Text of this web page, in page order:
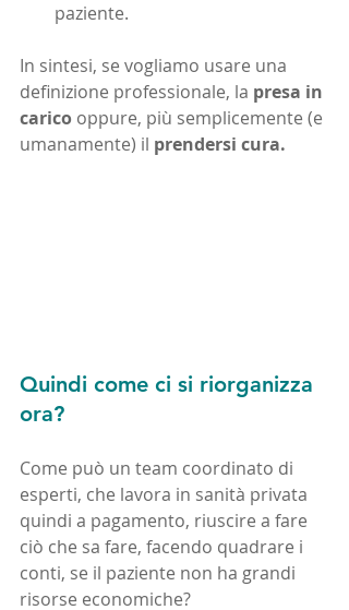
paziente.
In sintesi, se vogliamo usare una
definizione professionale, la presa in
carico oppure, più semplicemente (e
umanamente) il prendersi cura.
Quindi come ci si riorganizza
ora?
Come può un team coordinato di
esperti, che lavora in sanità privata
quindi a pagamento, riuscire a fare
ciò che sa fare, facendo quadrare i
conti, se il paziente non ha grandi
risorse economiche?